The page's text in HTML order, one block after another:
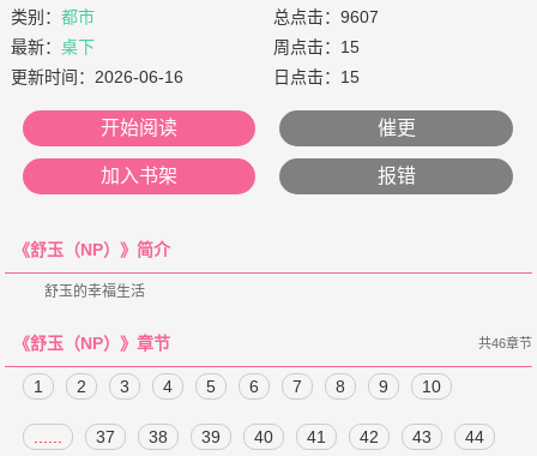
类别：都市
最新：桌下
更新时间： 2026-06-16
总点击：9607
周点击：15
日点击：15
开始阅读 催更
加入书架 报错
《舒玉（NP）》简介
《舒玉（NP）》章节 共46章节
1 2 3 4 5 6 7 8 9 10
37 38 39 40 41 42 43 44